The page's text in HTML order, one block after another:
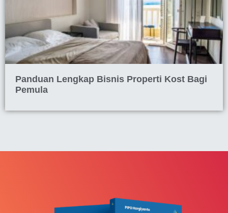
Panduan Lengkap Bisnis Properti Kost Bagi
Pemula